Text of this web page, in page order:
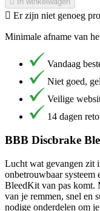
 Er zijn niet genoeg
Minimale afname van
Vandaag
Niet goed,
Veilige
14 dagen
BBB Discbrake
Lucht wat gevangen zit
onbetrouwbaar systeem
BleedKit van pas komt.
van je remmen, snel en
nodige onderdelen om